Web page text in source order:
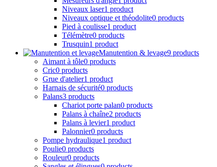
Niveaux laser1 product
Niveaux optique et théodolite0 products
Pied à coulisse1 product
Télémètre0 products
Trusquin1 product
Manutention & levage9 products
Aimant à tôle0 products
Cric0 products
Grue d'atelier1 product
Harnais de sécurité0 products
Palans3 products
Chariot porte palan0 products
Palans à chaîne2 products
Palans à levier1 product
Palonnier0 products
Pompe hydraulique1 product
Poulie0 products
Rouleur0 products